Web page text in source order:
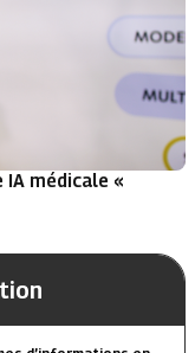
IA médicale «